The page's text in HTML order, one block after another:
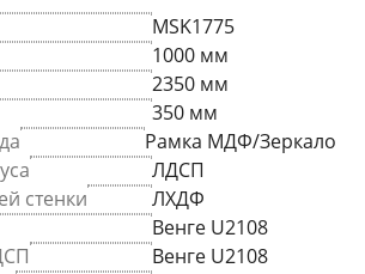
MSK1775
1000 мм
2350 мм
350 мм
Рамка МДФ/Зеркало
ЛДСП
стенки
ЛХДФ
Венге U2108
Венге U2108